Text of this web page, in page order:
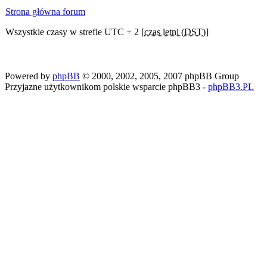
Strona główna forum
Wszystkie czasy w strefie UTC + 2 [czas letni (DST)]
Powered by phpBB © 2000, 2002, 2005, 2007 phpBB Group
Przyjazne użytkownikom polskie wsparcie phpBB3 - phpBB3.PL